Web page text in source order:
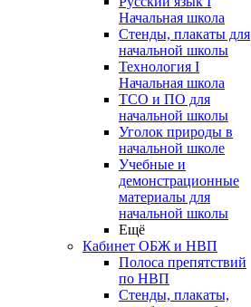
Начальная школа
Стенды, плакаты для
начальной школы
Технология I
Начальная школа
ТСО и ПО для
начальной школы
Уголок природы в
начальной школе
Учебные и
демонстрационные
материалы для
начальной школы
Ещё
Кабинет ОБЖ и НВП
Полоса препятствий
по НВП
Стенды, плакаты,